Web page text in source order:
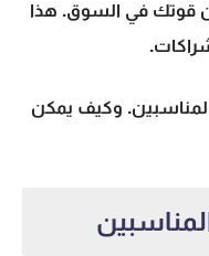
من قوتك في السوق. هذا
وكيف يمكن